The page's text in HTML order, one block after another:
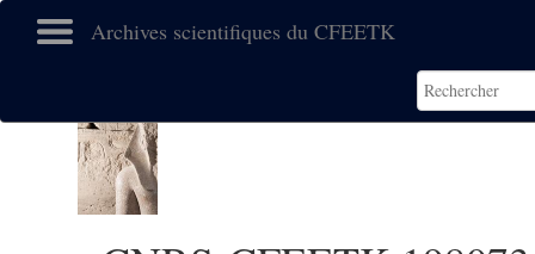
Archives scientifiques du CFEETK